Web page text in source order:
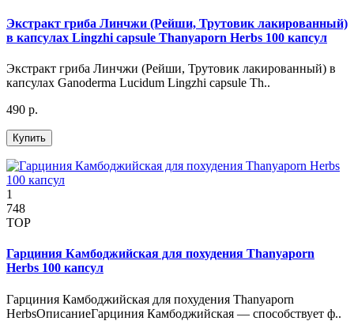
Экстракт гриба Линчжи (Рейши, Трутовик лакированный)
в капсулах Lingzhi capsule Thanyaporn Herbs 100 капсул
Экстракт гриба Линчжи (Рейши, Трутовик лакированный) в
капсулах Ganoderma Lucidum Lingzhi capsule Th..
490 р.
Купить
1
748
TOP
Гарциния Камбоджийская для похудения Thanyaporn
Herbs 100 капсул
Гарциния Камбоджийская для похудения Thanyaporn
HerbsОписаниеГарциния Камбоджийская — способствует ф..